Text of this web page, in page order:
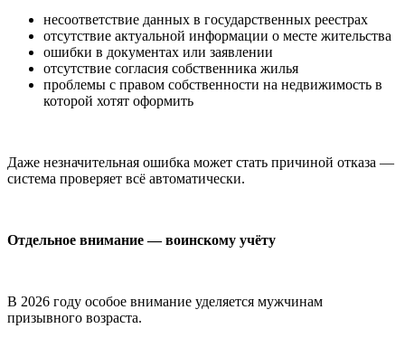
несоответствие данных в государственных реестрах
отсутствие актуальной информации о месте жительства
ошибки в документах или заявлении
отсутствие согласия собственника жилья
проблемы с правом собственности на недвижимость в
которой хотят оформить
Даже незначительная ошибка может стать причиной отказа —
система проверяет всё автоматически.
Отдельное внимание — воинскому учёту
В 2026 году особое внимание уделяется мужчинам
призывного возраста.